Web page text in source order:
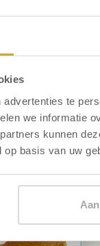
te
we informatie
kunnen
basis van uw